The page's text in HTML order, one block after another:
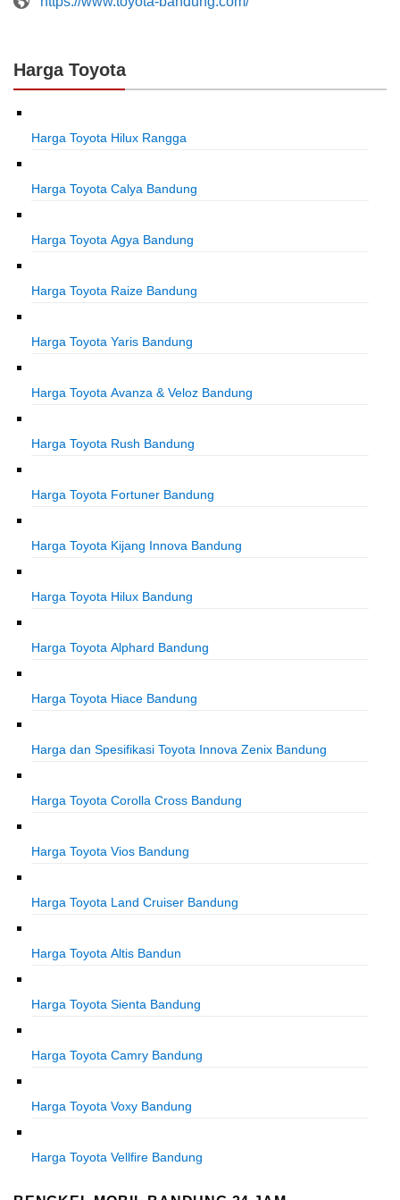
Harga Toyota
Harga Toyota Hilux Rangga
Harga Toyota Calya Bandung
Harga Toyota Agya Bandung
Harga Toyota Raize Bandung
Harga Toyota Yaris Bandung
Harga Toyota Avanza & Veloz Bandung
Harga Toyota Rush Bandung
Harga Toyota Fortuner Bandung
Harga Toyota Kijang Innova Bandung
Harga Toyota Hilux Bandung
Harga Toyota Alphard Bandung
Harga Toyota Hiace Bandung
Harga dan Spesifikasi Toyota Innova Zenix Bandung
Harga Toyota Corolla Cross Bandung
Harga Toyota Vios Bandung
Harga Toyota Land Cruiser Bandung
Harga Toyota Altis Bandun
Harga Toyota Sienta Bandung
Harga Toyota Camry Bandung
Harga Toyota Voxy Bandung
Harga Toyota Vellfire Bandung